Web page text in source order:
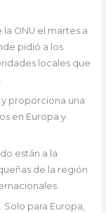
ONU el martes a
pidió a los
locales que
y proporciona una
en Europa y
están a la
de la región
Solo para Europa,